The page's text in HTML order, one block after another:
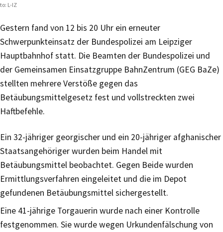
L-IZ
Gestern fand von 12 bis 20 Uhr ein erneuter
Schwerpunkteinsatz der Bundespolizei am Leipziger
Hauptbahnhof statt. Die Beamten der Bundespolizei und
der Gemeinsamen Einsatzgruppe BahnZentrum (GEG BaZe)
stellten mehrere Verstöße gegen das
Betäubungsmittelgesetz fest und vollstreckten zwei
Haftbefehle.
Ein 32-jähriger georgischer und ein 20-jähriger afghanischer
Staatsangehöriger wurden beim Handel mit
Betäubungsmittel beobachtet. Gegen Beide wurden
Ermittlungsverfahren eingeleitet und die im Depot
gefundenen Betäubungsmittel sichergestellt.
Eine 41-jährige Torgauerin wurde nach einer Kontrolle
festgenommen. Sie wurde wegen Urkundenfälschung von